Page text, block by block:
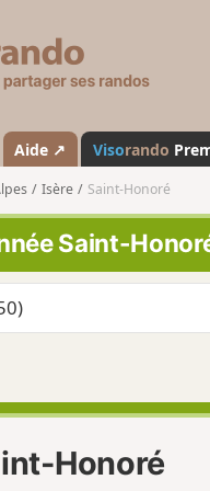
s
a
n
d
o
Aide ↗ Visorando
Isère Saint-Honoré
Saint-
Honoré